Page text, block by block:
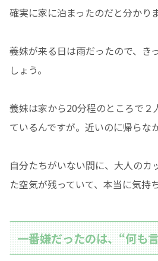
確実に家に泊まったのだと分かり
義妹が来る日は雨だったので、き
しょう。
義妹は家から20分程のところで２
ているんですが。近いのに帰らな
自分たちがいない間に、大人のカ
た空気が残っていて、本当に気持
一番嫌だったのは、“何も